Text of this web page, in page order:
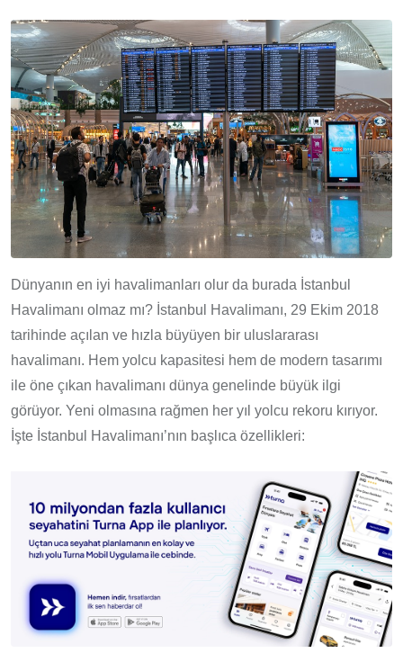
Dünyanın en iyi havalimanları olur da burada İstanbul
Havalimanı olmaz mı? İstanbul Havalimanı, 29 Ekim 2018
tarihinde açılan ve hızla büyüyen bir uluslararası
havalimanı. Hem yolcu kapasitesi hem de modern tasarımı
ile öne çıkan havalimanı dünya genelinde büyük ilgi
görüyor. Yeni olmasına rağmen her yıl yolcu rekoru kırıyor.
İşte İstanbul Havalimanı’nın başlıca özellikleri: